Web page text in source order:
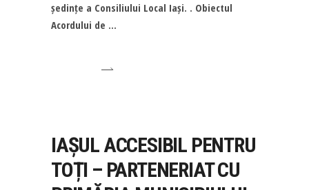
ședințe a Consiliului Local Iași. . Obiectul
Acordului de
IAȘUL ACCESIBIL PENTRU
TOȚI – PARTENERIAT CU